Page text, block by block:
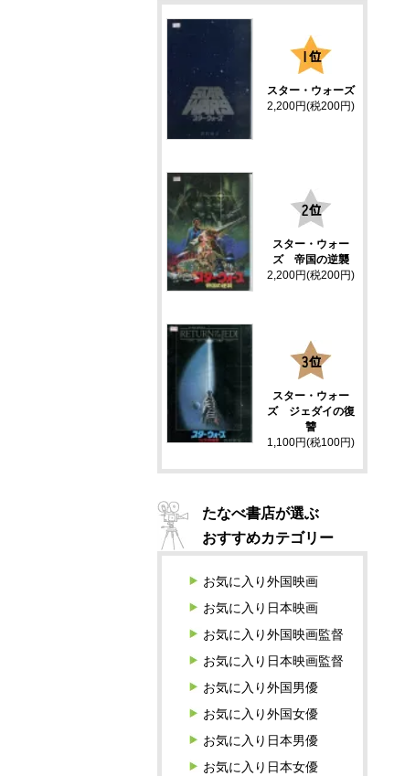
スター・ウォーズ
2,200円(税200円)
スター・ウォー
ズ 帝国の逆襲
2,200円(税200円)
スター・ウォー
ズ ジェダイの復
讐
1,100円(税100円)
たなべ書店が選ぶ
おすすめカテゴリー
お気に入り外国映画
お気に入り日本映画
お気に入り外国映画監督
お気に入り日本映画監督
お気に入り外国男優
お気に入り外国女優
お気に入り日本男優
お気に入り日本女優